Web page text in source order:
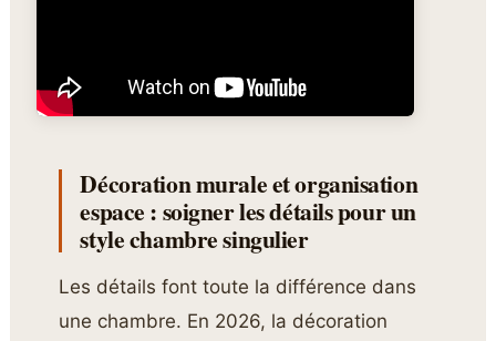
Décoration murale et organisation
espace : soigner les détails pour un
style chambre singulier
Les détails font toute la différence dans
une chambre. En 2026, la décoration